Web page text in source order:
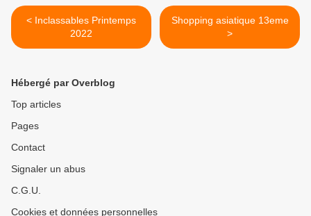
< Inclassables Printemps
2022
Shopping asiatique 13eme
>
Hébergé par Overblog
Top articles
Pages
Contact
Signaler un abus
C.G.U.
Cookies et données personnelles